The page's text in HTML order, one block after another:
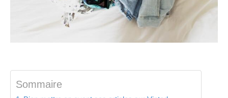
Sommaire